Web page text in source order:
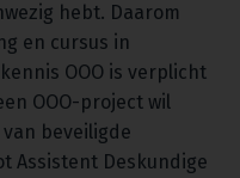
hebt. Daarom
en cursus in
OOO is verplicht
OOO-project wil
beveiligde
Assistent Deskundige